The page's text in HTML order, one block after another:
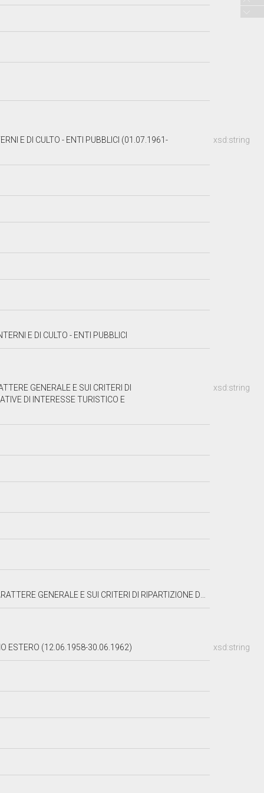
xsd:string
E DI CULTO - ENTI PUBBLICI (01.07.1961-
E DI CULTO - ENTI PUBBLICI
xsd:string
GENERALE E SUI CRITERI DI
DI INTERESSE TURISTICO E
PREVISTI DALLA LEGGE PER LE INIZIATIVE DI INTERESSE TURISTICO E ALBERGHIERO
xsd:string
ESTERO (12.06.1958-30.06.1962)